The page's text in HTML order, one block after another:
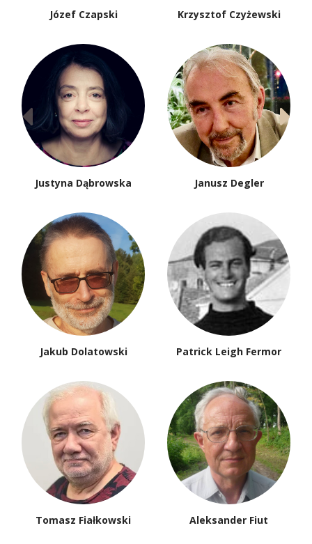
Józef Czapski Krzysztof Czyżewski
Justyna Dąbrowska Janusz Degler
Jakub Dolatowski Patrick Leigh Fermor
Tomasz Fiałkowski Aleksander Fiut